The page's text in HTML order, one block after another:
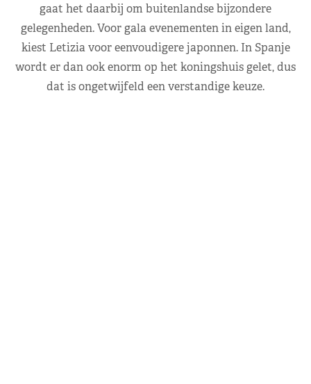
gaat het daarbij om buitenlandse bijzondere
gelegenheden. Voor gala evenementen in eigen land,
kiest Letizia voor eenvoudigere japonnen. In Spanje
wordt er dan ook enorm op het koningshuis gelet, dus
dat is ongetwijfeld een verstandige keuze.